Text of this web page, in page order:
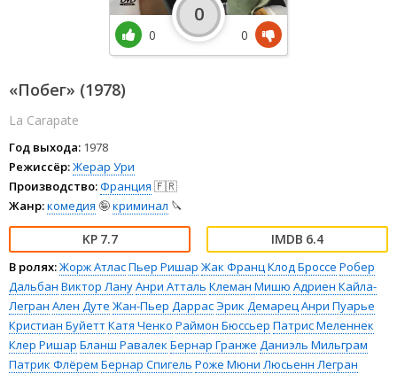
«Побег» (1978)
La Carapate
Год выхода: 1978
Режиссёр:Жерар Ури
Производство:Франция 🇫🇷
Жанр:комедия 🤪криминал 🔪
7.7 6.4
В ролях:Жорж АтласПьер Ришар Жак ФранцКлод Броссе Робер
Дальбан Виктор ЛануАнри Атталь Клеман Мишю Адриен Кайла-
Легран Ален Дуте Жан-Пьер ДаррасЭрик ДемарецАнри Пуарье
Кристиан БуйеттКатя Ченко Раймон Бюссьер Патрис Меленнек
Клер Ришар Бланш Равалек Бернар Гранже Даниэль Мильграм
Патрик Флёрем Бернар Спигель Роже Мюни Люсьенн Легран
0
0
0